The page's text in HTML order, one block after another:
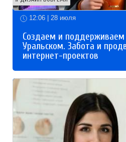
12:06 | 28 июля
Создаем и
Уральском. Забота и
интернет-проектов